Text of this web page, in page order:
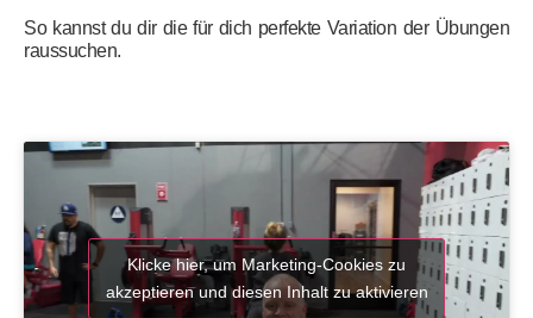
So kannst du dir die für dich perfekte Variation der Übungen
raussuchen.
Klicke hier, um Marketing-Cookies zu
akzeptieren und diesen Inhalt zu aktivieren